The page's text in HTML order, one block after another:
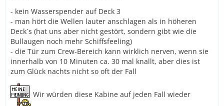
- kein Wasserspender auf Deck 3
- man hört die Wellen lauter anschlagen als in höheren
Deck´s (hat uns aber nicht gestört, sondern gibt wie die
Bullaugen noch mehr Schiffsfeeling)
- die Tür zum Crew-Bereich kann wirklich nerven, wenn sie
innerhalb von 10 Minuten ca. 30 mal knallt, aber dies ist
zum Glück nachts nicht so oft der Fall
Wir würden diese Kabine auf jeden Fall wieder